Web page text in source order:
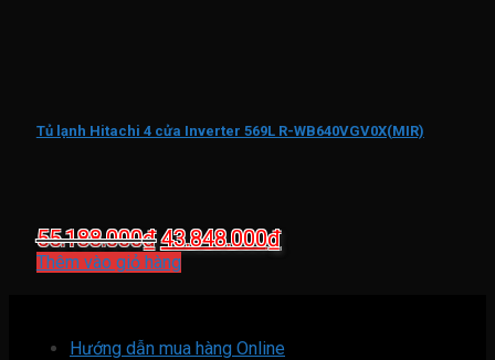
Tủ lạnh Hitachi 4 cửa Inverter 569L R-WB640VGV0X(MIR)
55.188.000₫Giá
gốc
43.848.000₫Giá
43.848.000₫.
Thêm vào giỏ hàng
Hướng dẫn mua hàng Online